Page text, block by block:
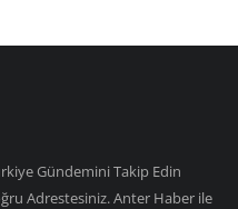
Gündemini Takip Edin
Adrestesiniz. Anter Haber ile